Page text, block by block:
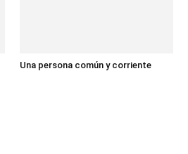
Una persona común y corriente